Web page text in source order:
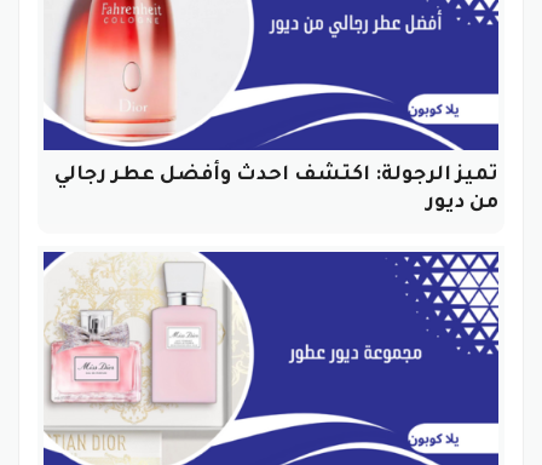
تميز الرجولة: اكتشف احدث وأفضل عطر رجالي
من ديور